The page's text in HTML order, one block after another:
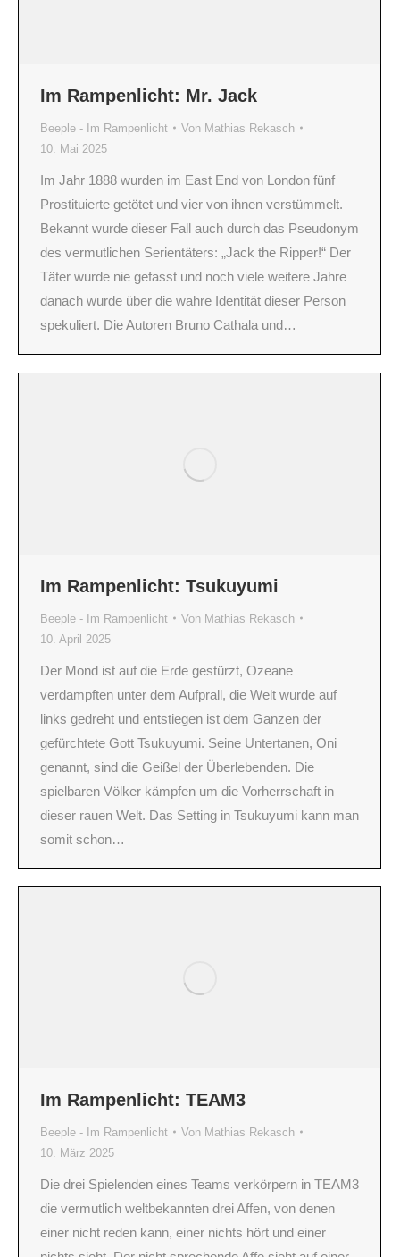
Im Rampenlicht: Mr. Jack
Beeple - Im Rampenlicht Von Mathias Rekasch
10. Mai 2025
Im Jahr 1888 wurden im East End von London fünf
Prostituierte getötet und vier von ihnen verstümmelt.
Bekannt wurde dieser Fall auch durch das Pseudonym
des vermutlichen Serientäters: „Jack the Ripper!“ Der
Täter wurde nie gefasst und noch viele weitere Jahre
danach wurde über die wahre Identität dieser Person
spekuliert. Die Autoren Bruno Cathala und…
Im Rampenlicht: Tsukuyumi
Beeple - Im Rampenlicht Von Mathias Rekasch
10. April 2025
Der Mond ist auf die Erde gestürzt, Ozeane
verdampften unter dem Aufprall, die Welt wurde auf
links gedreht und entstiegen ist dem Ganzen der
gefürchtete Gott Tsukuyumi. Seine Untertanen, Oni
genannt, sind die Geißel der Überlebenden. Die
spielbaren Völker kämpfen um die Vorherrschaft in
dieser rauen Welt. Das Setting in Tsukuyumi kann man
somit schon…
Im Rampenlicht: TEAM3
Beeple - Im Rampenlicht Von Mathias Rekasch
10. März 2025
Die drei Spielenden eines Teams verkörpern in TEAM3
die vermutlich weltbekannten drei Affen, von denen
einer nicht reden kann, einer nichts hört und einer